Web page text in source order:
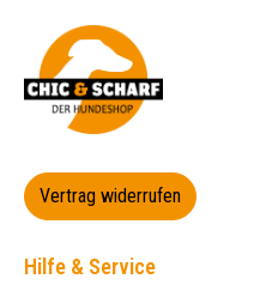
Vertrag widerrufen
Hilfe & Service